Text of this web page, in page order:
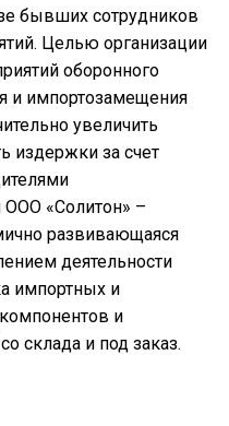
бывших сотрудников
Целью организации
оборонного
и импортозамещения
увеличить
издержки за счет
ООО «Солитон» –
развивающаяся
деятельности
импортных и
и
склада и под заказ.